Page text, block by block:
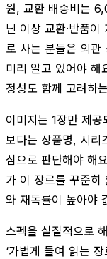
원, 교환 배송비는
닌 이상 교환·반품
로 사는 분들은 외관
미리 알고 있어야 해
정성도 함께 고려하
이미지는 1장만 제
보다는 상품명, 시리
심으로 판단해야 해
가 이 장르를 꾸준히
와 재독률이 높아야
스펙을 실질적으로
‘가볍게 들여 읽는